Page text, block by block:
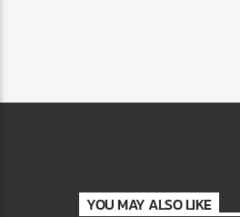
YOU MAY ALSO LIKE